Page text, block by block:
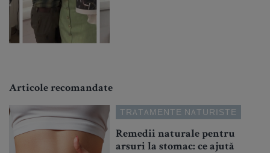
Articole recomandate
TRATAMENTE NATURISTE
Remedii naturale pentru
arsuri la stomac: ce ajută